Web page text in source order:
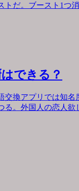
だ。ブースト1つ
できる？
換アプリでは知名
。外国人の恋人欲